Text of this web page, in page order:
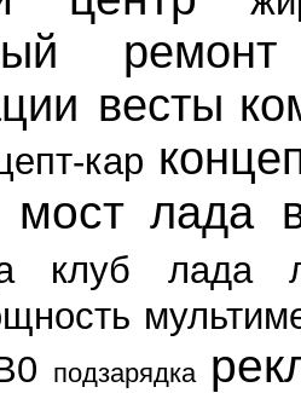
ремонт
весты
кар
мост лада
клуб
лада
подзарядка